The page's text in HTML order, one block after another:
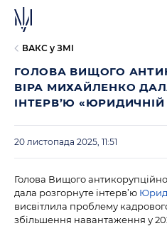
ВАКС у ЗМІ
ГОЛОВА ВИЩОГО
ВІРА МИХАЙЛЕНКО
ІНТЕРВ’Ю «ЮРИДИЧНІЙ
20 листопада 2025, 11:51
Голова Вищого
дала розгорнуте інтерв’ю
висвітлила проблему
збільшення навантаження у